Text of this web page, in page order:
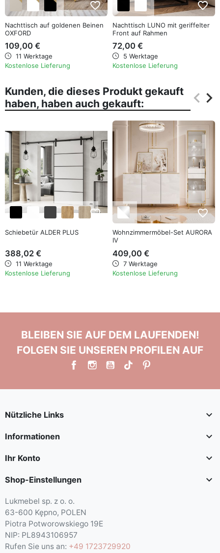
favorite_border
Nachttisch auf goldenen Beinen
OXFORD
109,00 €
11 Werktage
Kostenlose Lieferung
favorite_border
Nachttisch LUNO mit geriffelter
Front auf Rahmen
72,00 €
5 Werktage
Kostenlose Lieferung
Kunden, die dieses Produkt gekauft
haben, haben auch gekauft:
keyboard_arrow_left
keyboard_arrow_right
favorite_border
Schiebetür ALDER PLUS
388,02 €
11 Werktage
Kostenlose Lieferung
favorite_border
Wohnzimmermöbel-Set AURORA
IV
409,00 €
7 Werktage
Kostenlose Lieferung
BLEIBEN SIE AUF DEM LAUFENDEN!
FOLGEN SIE UNSEREN PROFILEN AUF
Nützliche Links 
Informationen 
Ihr Konto 
Shop-Einstellungen 
Lukmebel sp. z o. o.
63-600 Kępno, POLEN
Piotra Potworowskiego 19E
NIP: PL8943106957
Rufen Sie uns an: +49 1723729920